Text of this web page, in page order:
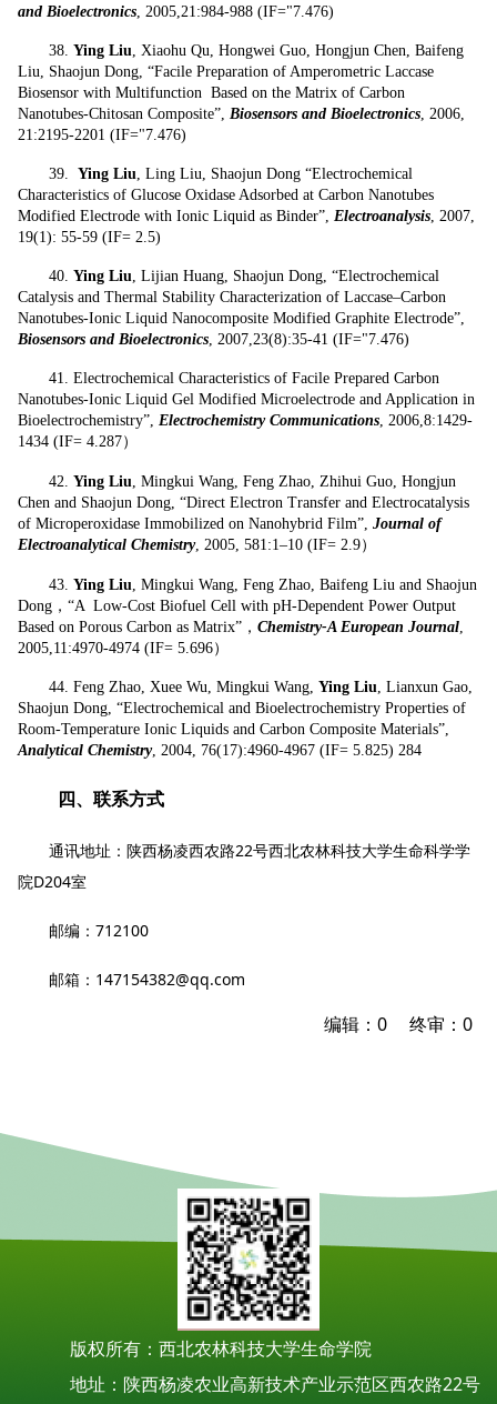
and Bioelectronics , 2005,21:984-988 (IF="7.476)
38. Ying Liu , Xiaohu Qu, Hongwei Guo, Hongjun Chen, Baifeng
Liu, Shaojun Dong, “Facile Preparation of Amperometric Laccase
Biosensor with Multifunction Based on the Matrix of Carbon
Nanotubes-Chitosan Composite”, Biosensors and Bioelectronics , 2006,
21:2195-2201 (IF="7.476)
39. Ying Liu , Ling Liu, Shaojun Dong “Electrochemical
Characteristics of Glucose Oxidase Adsorbed at Carbon Nanotubes
Modified Electrode with Ionic Liquid as Binder”, Electroanalysis , 2007,
19(1): 55-59 (IF= 2.5)
40. Ying Liu , Lijian Huang, Shaojun Dong, “Electrochemical
Catalysis and Thermal Stability Characterization of Laccase–Carbon
Nanotubes-Ionic Liquid Nanocomposite Modified Graphite Electrode”,
Biosensors and Bioelectronics , 2007,23(8):35-41 (IF="7.476)
41.
Electrochemical Characteristics of Facile Prepared Carbon
Nanotubes-Ionic Liquid Gel Modified Microelectrode and Application in
Bioelectrochemistry”, Electrochemistry Communications , 2006,8:1429-
1434 (IF= 4.287）
42. Ying Liu , Mingkui Wang, Feng Zhao, Zhihui Guo, Hongjun
Chen and Shaojun Dong, “Direct Electron Transfer and Electrocatalysis
of Microperoxidase Immobilized on Nanohybrid Film”, Journal of
Electroanalytical Chemistry, 2005, 581:1–10 (IF= 2.9）
43. Ying Liu , Mingkui Wang, Feng Zhao, Baifeng Liu and Shaojun
Dong，“A Low-Cost Biofuel Cell with pH-Dependent Power Output
Based on Porous Carbon as Matrix”， Chemistry-A European Journal
2005,11:4970-4974 (IF= 5.696）
44. Feng Zhao, Xuee Wu, Mingkui Wang, Ying Liu , Lianxun Gao,
Shaojun Dong, “Electrochemical and Bioelectrochemistry Properties of
Room-Temperature Ionic Liquids and Carbon Composite Materials”,
Analytical Chemistry, 2004, 76(17):4960-4967 (IF= 5.825) 284
四、联系方式
通讯地址：陕西杨凌西农路22号西北农林科技大学生命科学学
院D204室
邮编：712100
邮箱：147154382@qq.com
编辑：0 终审：0
版权所有：西北农林科技大学生命学院
地址：陕西杨凌农业高新技术产业示范区西农路22号